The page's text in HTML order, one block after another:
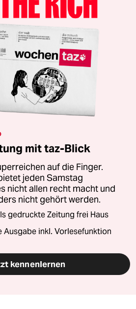
mit taz-Blick
auf die Finger.
jeden Samstag
nicht allen recht macht und
nicht gehört werden.
gedruckte Zeitung frei Haus
Ausgabe inkl. Vorlesefunktion
kennenlernen